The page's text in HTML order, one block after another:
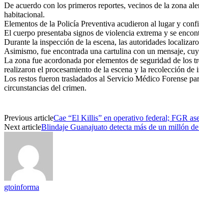
De acuerdo con los primeros reportes, vecinos de la zona
habitacional.
Elementos de la Policía Preventiva acudieron al lugar y
El cuerpo presentaba signos de violencia extrema y se
Durante la inspección de la escena, las autoridades
Asimismo, fue encontrada una cartulina con un mensaje,
La zona fue acordonada por elementos de seguridad de
realizaron el procesamiento de la escena y la recolección de
Los restos fueron trasladados al Servicio Médico Forense
circunstancias del crimen.
Previous articleCae “El Killis” en operativo federal; FGR
Next articleBlindaje Guanajuato detecta más de un millón
gtoinforma